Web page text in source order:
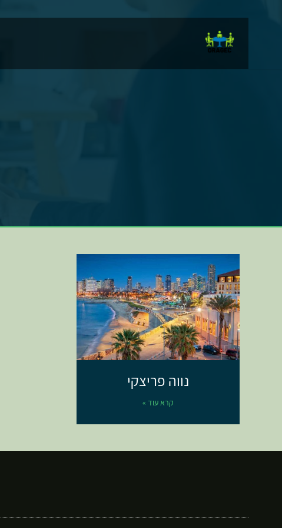
נווה פריצקי
קרא עוד »